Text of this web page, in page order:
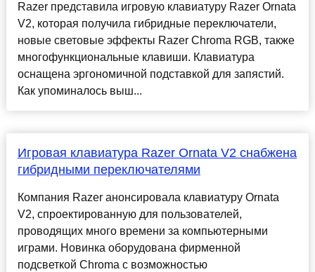
Razer представила игровую клавиатуру Razer Ornata
V2, которая получила гибридные переключатели,
новые световые эффекты Razer Chroma RGB, также
многофункциональные клавиши. Клавиатура
оснащена эргономичной подставкой для запястий.
Как упоминалось выш...
Игровая клавиатура Razer Ornata V2 снабжена
гибридными переключателями
Компания Razer анонсировала клавиатуру Ornata
V2, спроектированную для пользователей,
проводящих много времени за компьютерными
играми. Новинка оборудована фирменной
подсветкой Chroma с возможностью